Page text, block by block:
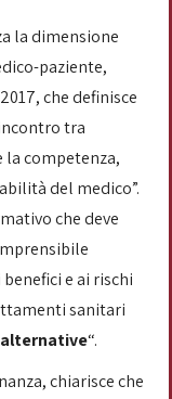
la dimensione
paziente,
che definisce
tra
la competenza,
del medico”.
che deve
e ai rischi
sanitari
“.
chiarisce che